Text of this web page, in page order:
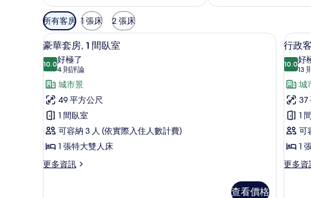
可
用
的
客
房
篩
選
條
件
所有客房 1 張床 2 張床
顯
示
豪
華
套
房,
1
間
臥
豪華套房, 1 間臥室 | 高級寢具、舒適加層、
5
豪華套房, 1 間臥室
10.010.0 分，滿分 10 分
好極了
4 則評論
(4
則
評
論)
城市景
49 平方公尺
1 間臥室
可容納 3 人 (依實際入住人數計費)
1 張特大雙人床
更多資訊
更
查看價格
顯
示
行
政
客
房,
1
張
特
7
行政
10.010.0
好
13
(13
則
評
論)
城
37
1
可
1
更多資
更